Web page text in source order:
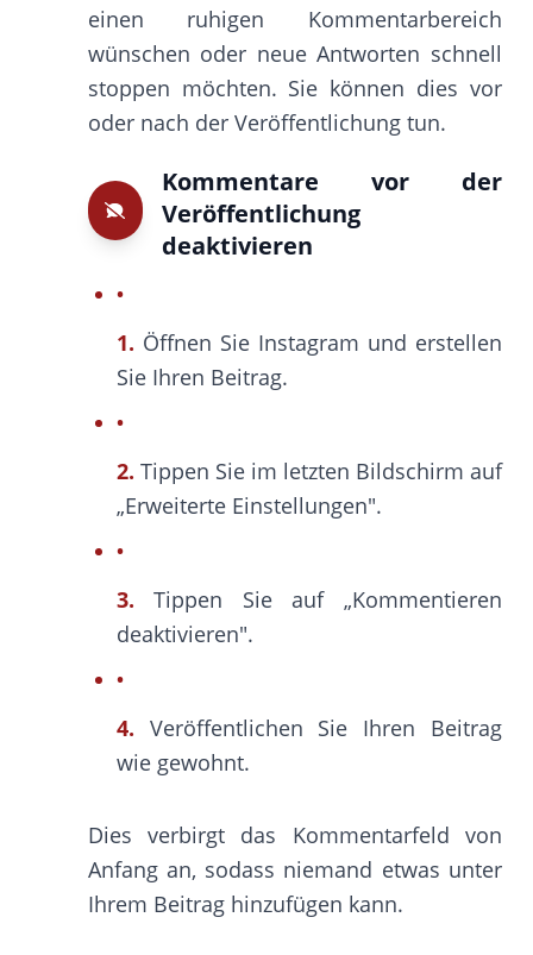
einen ruhigen Kommentarbereich
wünschen oder neue Antworten schnell
stoppen möchten. Sie können dies vor
oder nach der Veröffentlichung tun.
Kommentare vor der
Veröffentlichung
deaktivieren
1. Öffnen Sie Instagram und erstellen
Sie Ihren Beitrag.
2. Tippen Sie im letzten Bildschirm auf
„Erweiterte Einstellungen".
3.Tippen Sie auf „Kommentieren
deaktivieren".
4. Veröffentlichen Sie Ihren Beitrag
wie gewohnt.
Dies verbirgt das Kommentarfeld von
Anfang an, sodass niemand etwas unter
Ihrem Beitrag hinzufügen kann.